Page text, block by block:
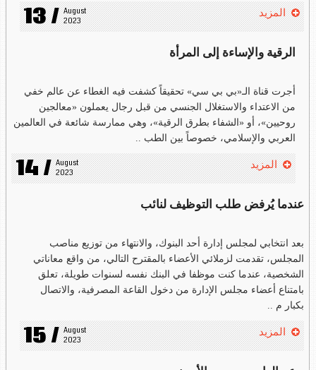
13 / August
2023
المزيد
الرقية والإساءة إلى المرأة
أجرت قناة الـ«بي بي سي» تحقيقاً كشفت فيه الغطاء عن عالم خفي
من الاعتداء والاستغلال الجنسي من قبل رجال يعملون «معالجين
روحيين»، أو «الشفاء بطرق الرقية»، وهي ممارسة شائعة في العالمين
العربي والإسلامي، خصوصاً بين الطب ..
14 / August
2023
المزيد
عندما يُرفض طلب التوظيف لنائب
بعد انتخابي لمجلس إدارة أحد البنوك، والانتهاء من توزيع مناصب
المجلس، تقدمت لزملائي الأعضاء بالمقترح التالي، من واقع معاناتي
الشخصية، عندما كنت موظفا في البنك نفسه لسنوات طويلة، تعلق
بامتناع أعضاء مجلس الإدارة من دخول القاعة المصرفية، والاتصال
بكبار م ..
15 / August
2023
المزيد